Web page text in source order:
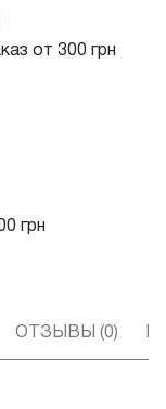
от 300 грн
грн
ОТЗЫВЫ (0)